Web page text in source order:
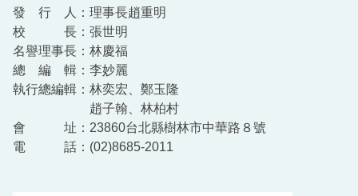
校友會章程
校友會手冊
會員入會計畫及申請書
傑出校友
優秀獎助學金
發 行 人：理事長趙重明
校 長：張世明
名譽理事長：林慶福
總 編 輯：李妙麗
執行總編輯：林奕宏、鄭玉隆
趙子翰、林柏村
會 址：23860台北縣樹林市中華路８號
電 話：(02)8685-2011